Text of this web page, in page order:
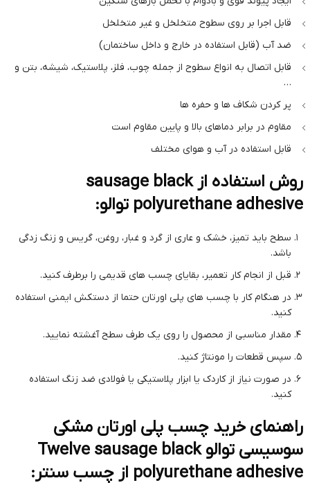
قابل اجرا بر روی سطوح متخلخل و غیر متخلخل
ضد آب (قابل استفاده در خارج و داخل ساختمان)
قابل اتصال به انواع سطوح از جمله چوب، فلز، پلاستیک، شیشه، بتن و
…
پر کردن شکاف ها و حفره ها
مقاوم در برابر دماهای بالا و پایین مقاوم است
قابل استفاده در آب و هوای مختلف
روش استفاده از sausage black
polyurethane adhesive توالو:
سطح باید تمیز، خشک و عاری از گرد و غبار، روغن، گریس و زنگ زدگی
باشد.
قبل از انجام کار تعمیر، بقایای چسب های قدیمی را برطرف کنید.
در هنگام کار با چسب های پلی اورتان حتما از دستکش ایمنی استفاده
کنید.
مقدار مناسبی از محصول را روی یک طرف سطح آغشته نمایید.
سپس قطعات را مونتاژ کنید.
در صورت نیاز از کاردک یا ابزار پلاستیکی یا فولادی ضد زنگ استفاده
کنید.
راهنمای خرید چسب پلی اورتان مشکی
سوسیسی توالو Twelve sausage black
polyurethane adhesive از چسب سنتر: